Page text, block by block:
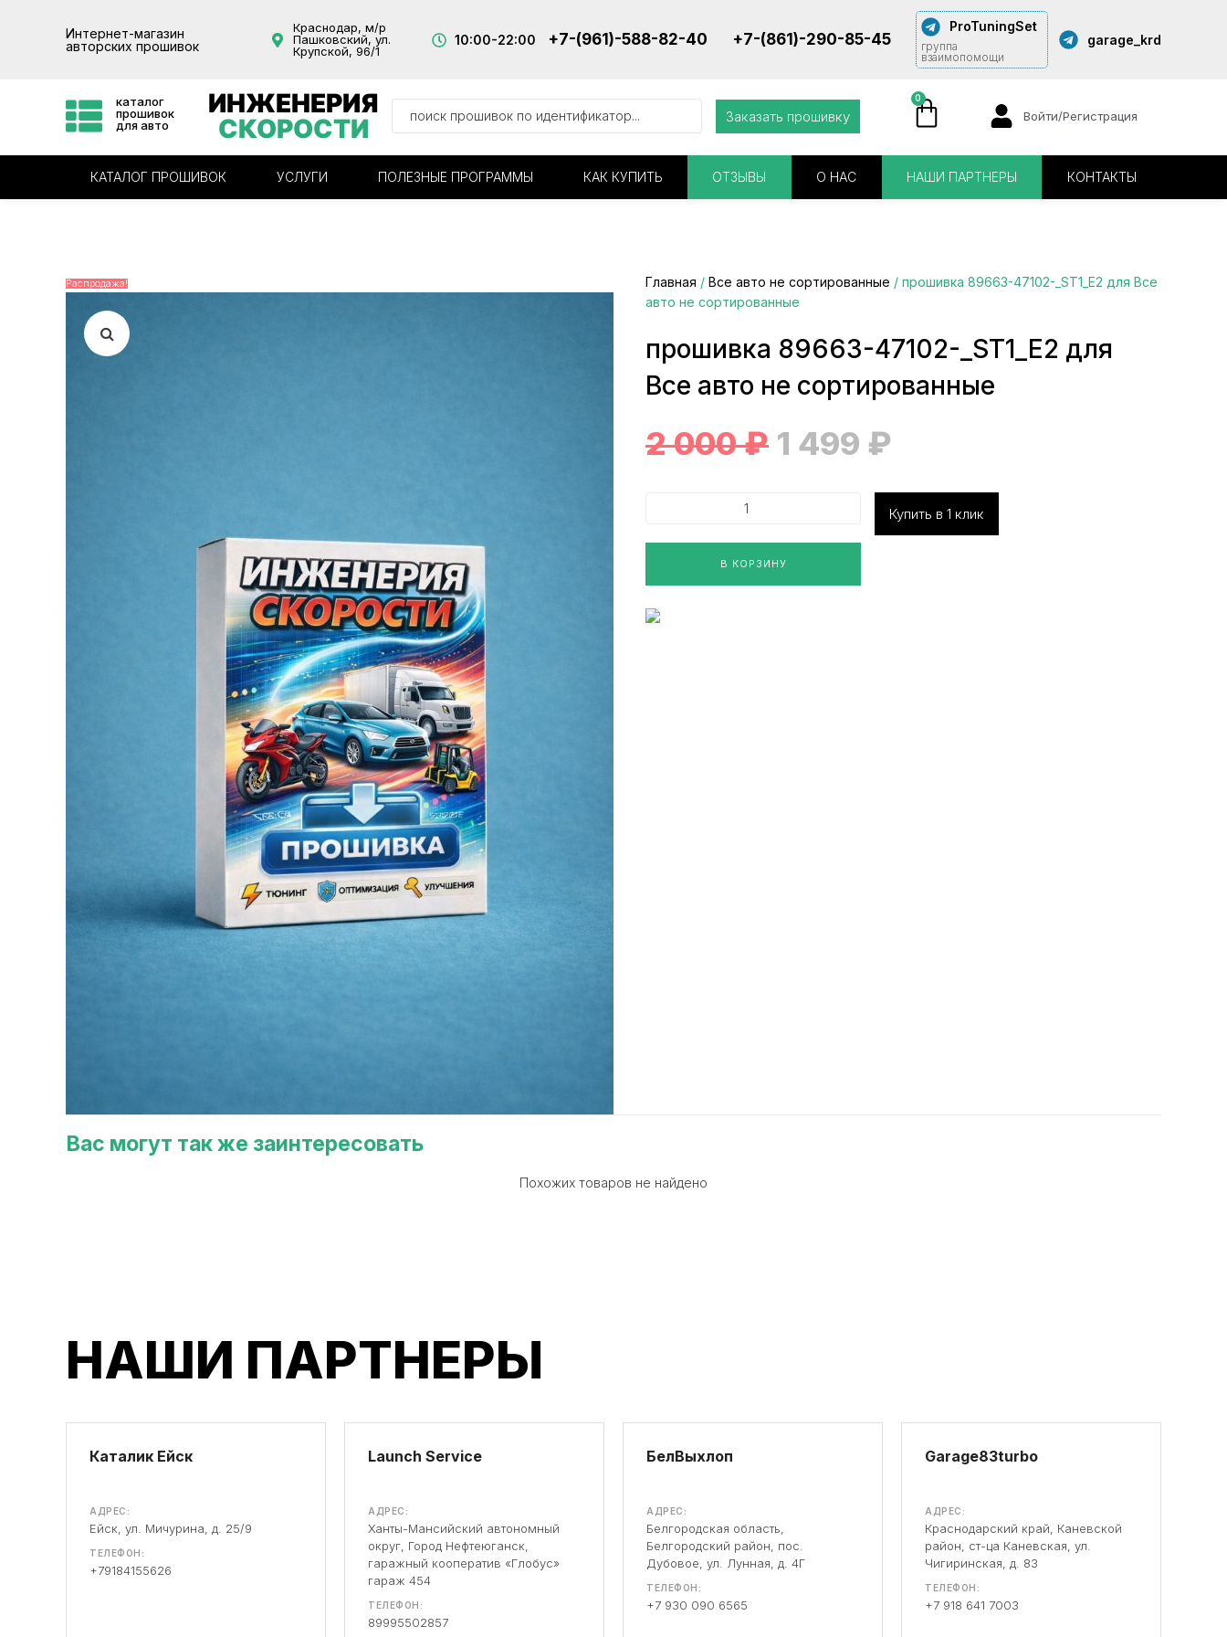
Интернет-магазин
авторских прошивок
Краснодар, м/р
Пашковский, ул.
Крупской, 96/1
10:00-22:00 +7-(961)-588-82-40 +7-(861)-290-85-45
ProTuningSet
группа
взаимопомощи
garage_krd
каталог
прошивок
для авто
ИНЖЕНЕРИЯ
СКОРОСТИ
Заказать прошивку
0
Войти/Регистрация
КАТАЛОГ ПРОШИВОК УСЛУГИ ПОЛЕЗНЫЕ ПРОГРАММЫ КАК КУПИТЬ ОТЗЫВЫ О НАС НАШИ ПАРТНЕРЫ КОНТАКТЫ
Распродажа! Главная / Все авто не сортированные / прошивка 89663-47102-_ST1_E2 для Все
авто не сортированные
прошивка 89663-47102-_ST1_E2 для
Все авто не сортированные
2 000₽ 1 499 ₽
В КОРЗИНУ
Купить в 1 клик
Вас могут так же заинтересовать
Похожих товаров не найдено
НАШИ ПАРТНЕРЫ
Каталик Ейск
АДРЕС:
Ейск, ул. Мичурина, д. 25/9
ТЕЛЕФОН:
+79184155626
Launch Service
АДРЕС:
Ханты-Мансийский автономный
округ, Город Нефтеюганск,
гаражный кооператив «Глобус»
гараж 454
ТЕЛЕФОН:
89995502857
БелВыхлоп
АДРЕС:
Белгородская область,
Белгородский район, пос.
Дубовое, ул. Лунная, д. 4Г
ТЕЛЕФОН:
+7 930 090 6565
Garage83turbo
АДРЕС:
Краснодарский край, Каневской
район, ст-ца Каневская, ул.
Чигиринская, д. 83
ТЕЛЕФОН:
+7 918 641 7003